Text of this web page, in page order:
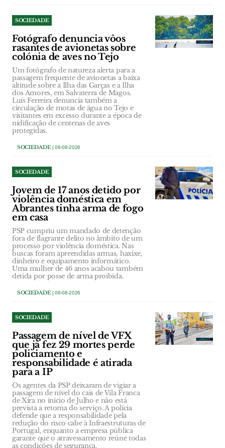
SOCIEDADE
Fotógrafo denuncia vôos
rasantes de avionetas sobre
colónia de aves no Tejo
Um fotógrafo de natureza alerta para a
passagem frequente de avionetas a baixa
altitude sobre a Ilha das Garças e a Ilha
dos Amores, em Salvaterra de Magos.
Luís Ferreira denuncia também a
circulação de motas de água no Tejo e
visitantes em excesso durante a época de
nidificação de centenas de aves
protegidas.
SOCIEDADE| 08-08-2026
SOCIEDADE
Jovem de 17 anos detido por
violência doméstica em
Abrantes tinha arma de fogo
em casa
PSP cumpriu um mandado de detenção
fora de flagrante delito no âmbito de um
processo por violência doméstica. Nas
buscas foram apreendidas armas, haxixe,
dinheiro e equipamento informático.
Uma mulher de 46 anos acabou também
detida por posse de arma proibida.
SOCIEDADE| 08-08-2026
SOCIEDADE
Passagem de nível de VFX
que já fez 29 mortes perde
policiamento e
responsabilidade é atirada
para a IP
Os agentes da PSP deixaram de vigiar a
passagem de nível do cais de Vila Franca
de Xira no início de Julho e não está
prevista a retoma do serviço. A polícia
defende que a responsabilidade pela
redução do risco cabe à Infraestruturas de
Portugal, enquanto a empresa pública
garante que o atravessamento reúne todas
as condições de segurança.